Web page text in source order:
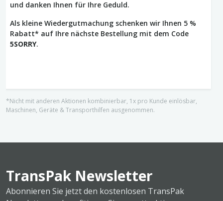
und danken Ihnen für Ihre Geduld.
Als kleine Wiedergutmachung schenken wir Ihnen 5 %
Rabatt* auf Ihre nächste Bestellung mit dem Code
5SORRY.
*Nicht mit anderen Aktionen kombinierbar, 1x pro Kunde einlösbar,
Maschinen, Geräte & Transporthilfen ausgenommen.
TransPak Newsletter
Abonnieren Sie jetzt den kostenlosen TransPak